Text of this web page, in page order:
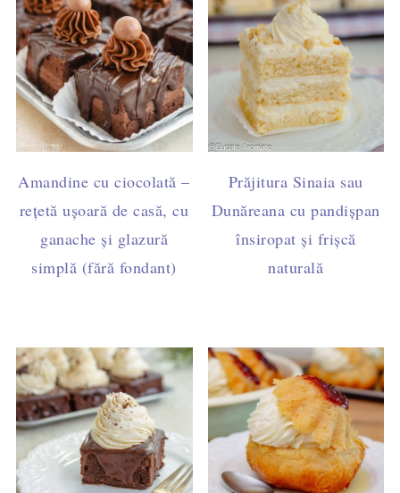
Amandine cu ciocolată –
rețetă ușoară de casă, cu
ganache și glazură
simplă (fără fondant)
Prăjitura Sinaia sau
Dunăreana cu pandișpan
însiropat și frișcă
naturală